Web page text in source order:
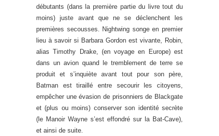
débutants (dans la première partie du livre tout du
moins) juste avant que ne se déclenchent les
premières secousses. Nightwing songe en premier
lieu à savoir si Barbara Gordon est vivante, Robin,
alias Timothy Drake, (en voyage en Europe) est
dans un avion quand le tremblement de terre se
produit et s’inquiète avant tout pour son père,
Batman est tiraillé entre secourir les citoyens,
empêcher une évasion de prisonniers de Blackgate
et (plus ou moins) conserver son identité secrète
(le Manoir Wayne s’est effondré sur la Bat-Cave),
et ainsi de suite.